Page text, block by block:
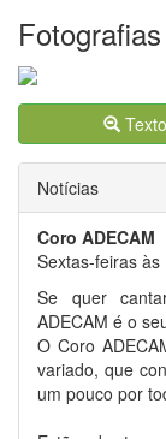
Texto
Notícias
Coro ADECAM
Sextas-feiras às
Se quer
ADECAM é o
O Coro
variado, que
um pouco por